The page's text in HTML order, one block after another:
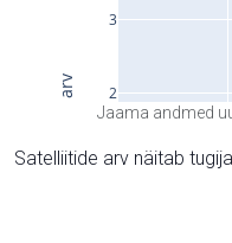
Jaama andmed
Satelliitide arv näitab